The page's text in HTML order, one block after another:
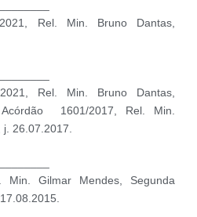
Rel. Min. Bruno Dantas,
Rel. Min. Bruno Dantas,
1601/2017, Rel. Min.
j. 26.07.2017.
Gilmar Mendes, Segunda